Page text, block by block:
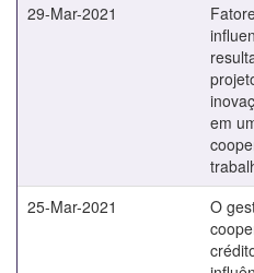
29-Mar-2021
em
25-Mar-2021
O